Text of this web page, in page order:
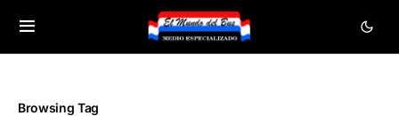
Browsing Tag